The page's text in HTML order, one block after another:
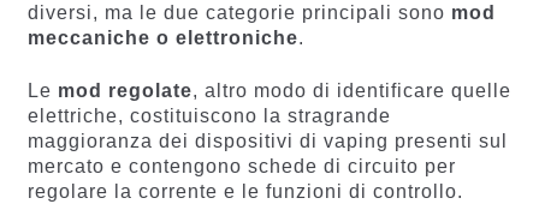
diversi, ma le due categorie principali sono mod
meccaniche o elettroniche.
Le mod regolate, altro modo di identificare quelle
elettriche, costituiscono la stragrande
maggioranza dei dispositivi di vaping presenti sul
mercato e contengono schede di circuito per
regolare la corrente e le funzioni di controllo.